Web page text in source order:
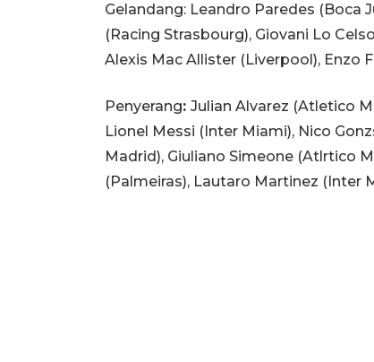
Gelandang: Leandro Paredes (Boca
(Racing Strasbourg), Giovani Lo
Alexis Mac Allister (Liverpool), Enzo
Penyerang: Julian Alvarez (Atletico
Lionel Messi (Inter Miami), Nico
Madrid), Giuliano Simeone (Atlrtico
(Palmeiras), Lautaro Martinez (Inter